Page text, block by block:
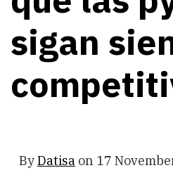
sigan
ByDatisa on 17